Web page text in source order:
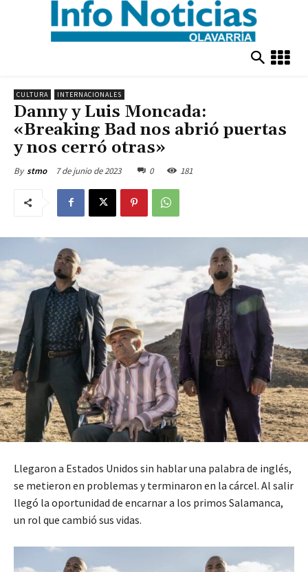
CULTURA INTERNACIONALES
Danny y Luis Moncada:
«Breaking Bad nos abrió puertas
y nos cerró otras»
By stmo 7 de junio de 2023 0 181
Llegaron a Estados Unidos sin hablar una palabra de inglés,
se metieron en problemas y terminaron en la cárcel. Al salir
llegó la oportunidad de encarnar a los primos Salamanca,
un rol que cambió sus vidas.